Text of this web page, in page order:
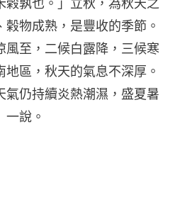
物成熟，是豐收的季節。
風至，二候白露降，三候寒
區，秋天的氣息不深厚。
氣仍持續炎熱潮濕，盛夏暑
說。